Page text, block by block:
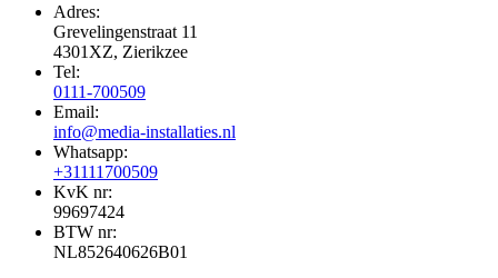
Adres:
Grevelingenstraat 11
4301XZ, Zierikzee
Tel:
0111-700509
Email:
info@media-installaties.nl
Whatsapp:
+31111700509
KvK nr:
99697424
BTW nr:
NL852640626B01